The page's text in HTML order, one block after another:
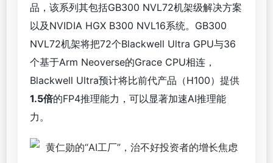
品，该系列其包括GB300 NVL72机架级解决方案
以及NVIDIA HGX B300 NVL16系统。GB300
NVL72机架将把72个Blackwell Ultra GPU与36
个基于Arm Neoverse的Grace CPU相连，
Blackwell Ultra预计将比前代产品（H100）提供
1.5倍的FP4推理能力，可以显著加速AI推理能
力。